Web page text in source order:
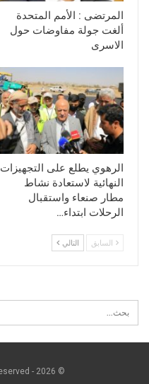
المرتضى : الأمم المتحدة
ألغت جولة مفاوضات حول
الاسرى
الرهوي يطلع على التجهيزات
النهائية لاستعادة نشاط
مطار صنعاء واستقبال
الرحلات ابتداء…
السابق التالي
© 2026 - ccdf-ye. All Rights Reserved.